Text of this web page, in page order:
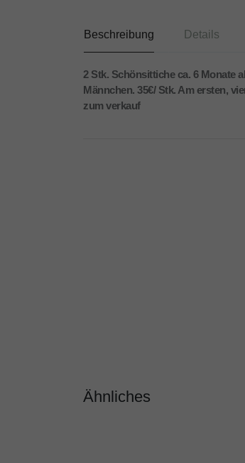
Beschreibung Details
2 Stk. Schönsittiche ca. 6 Monate
Männchen. 35€/ Stk. Am ersten,
zum verkauf
Ähnliches